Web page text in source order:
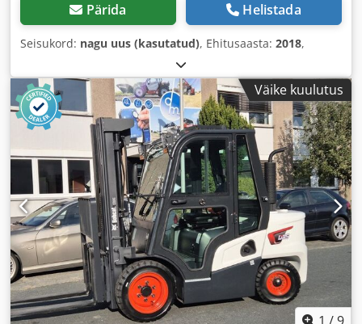
Pärida Helistada
Seisukord: nagu uus (kasutatud), Ehitusaasta: 2018,
Väike kuulutus